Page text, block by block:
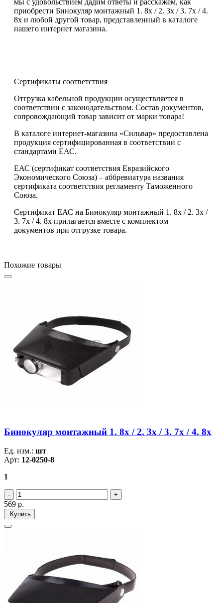
приобрести Бинокуляр монтажный 1. 8x / 2. 3x / 3. 7x / 4.
8x и любой другой товар, представленный в каталоге
нашего интернет магазина.
Сертификаты соответствия
Отгрузка кабельной продукции осуществляется в
соответствии с законодательством. Состав документов,
сопровождающий товар зависит от марки товара!
В каталоге интернет-магазина «Сильвар» предоставлена
продукция сертифицированная в соответствии с
стандартами ЕАС.
ЕАС (сертификат соответствия Евразийского
Экономического Союза) – аббревиатура названия
сертификата соответствия регламенту Таможенного
Союза.
Сертификат ЕАС на Бинокуляр монтажный 1. 8x / 2. 3x /
3. 7x / 4. 8x прилагается вместе с комплектом
документов при отгрузке товара.
Похожие товары
Бинокуляр монтажный 1. 8x / 2. 3x / 3. 7x / 4. 8x
Ед. изм.: шт
Арт: 12-0250-8
1
569 р.
Купить